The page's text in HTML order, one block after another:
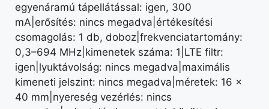
egyenáramú tápellátással: igen, 300
mA|erősítés: nincs megadva|értékesítési
csomagolás: 1 db, doboz|frekvenciatartomány:
0,3–694 MHz|kimenetek száma: 1|LTE filtr:
igen|lyuktávolság: nincs megadva|maximális
kimeneti jelszint: nincs megadva|méretek: 16 ×
40 mm|nyereség vezérlés: nincs